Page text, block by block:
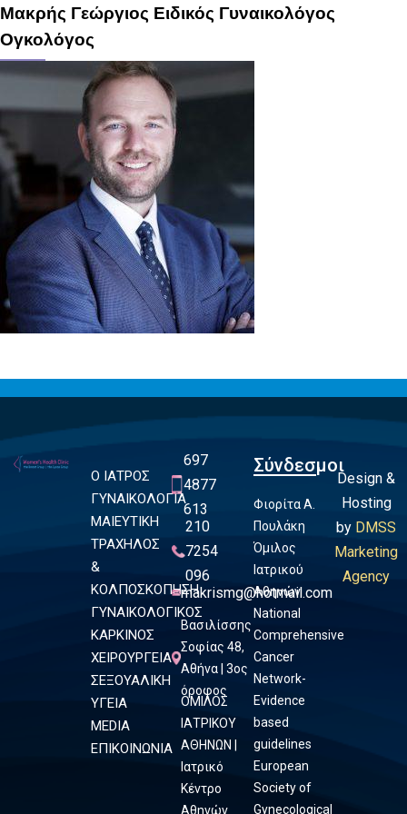
Μακρής Γεώργιος Ειδικός Γυναικολόγος
Ογκολόγος
Ο ΙΑΤΡΟΣ
ΓΥΝΑΙΚΟΛΟΓΙΑ
ΜΑΙΕΥΤΙΚΗ
ΤΡΑΧΗΛΟΣ
&
ΚΟΛΠΟΣΚΟΠΗΣΗ
ΓΥΝΑΙΚΟΛΟΓΙΚΟΣ
ΚΑΡΚΙΝΟΣ
ΧΕΙΡΟΥΡΓΕΙΑ
ΣΕΞΟΥΑΛΙΚΗ
ΥΓΕΙΑ
MEDIA
ΕΠΙΚΟΙΝΩΝΙΑ
697
4877
613
210
7254
096
makrismg@hotmail.com
Βασιλίσσης
Σοφίας 48,
Αθήνα | 3ος
όροφος
ΟΜΙΛΟΣ
ΙΑΤΡΙΚΟΥ
ΑΘΗΝΩΝ |
Ιατρικό
Κέντρο
Αθηνών
Σύνδεσμοι
Φιορίτα Α.
Πουλάκη
Όμιλος
Ιατρικού
Αθηνών
National
Comprehensive
Cancer
Network-
Evidence
based
guidelines
European
Society of
Gynecological
Design &
Hosting
by DMSS
Marketing
Agency